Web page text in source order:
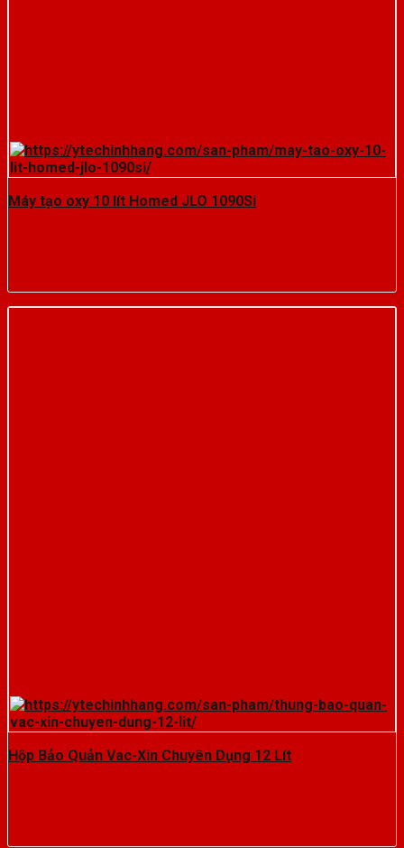
Máy tạo oxy 10 lít Homed JLO 1090Si
Hộp Bảo Quản Vac-Xin Chuyên Dụng 12 Lít